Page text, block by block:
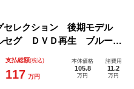
セレクション 後期モデル
セグ ＤＶＤ再生 ブルート
モコン Ｐスタート スマー
支払総額(税込)
117 万円
本体価格
105.8
万円
諸費用
11.2
万円